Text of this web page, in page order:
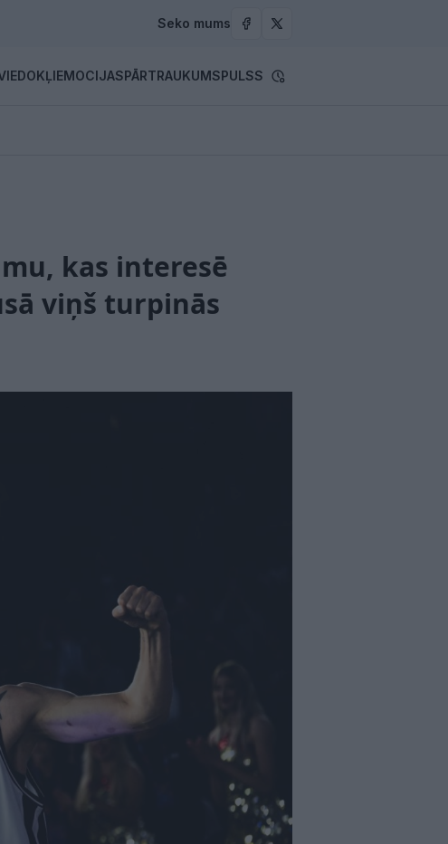
Seko mums
EMOCIJASPĀRTRAUKUMSPULSS
kas interesē
viņš turpinās